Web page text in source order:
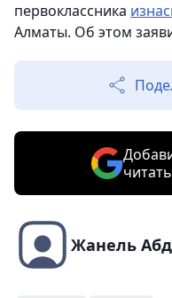
первоклассника
Алматы. Об этом
Жанель